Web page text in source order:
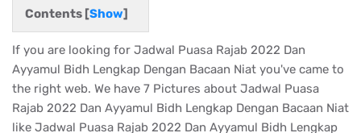
Contents [Show]
If you are looking for Jadwal Puasa Rajab 2022 Dan
Ayyamul Bidh Lengkap Dengan Bacaan Niat you've came to
the right web. We have 7 Pictures about Jadwal Puasa
Rajab 2022 Dan Ayyamul Bidh Lengkap Dengan Bacaan Niat
like Jadwal Puasa Rajab 2022 Dan Ayyamul Bidh Lengkap